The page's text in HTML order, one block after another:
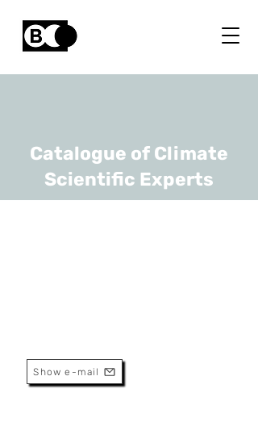
Catalogue of Climate
Scientific Experts
Show e-mail